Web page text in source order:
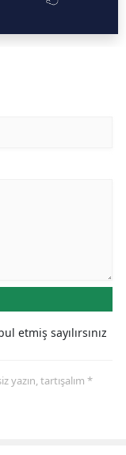
etmiş sayılırsınız
yazın, tartışalım *